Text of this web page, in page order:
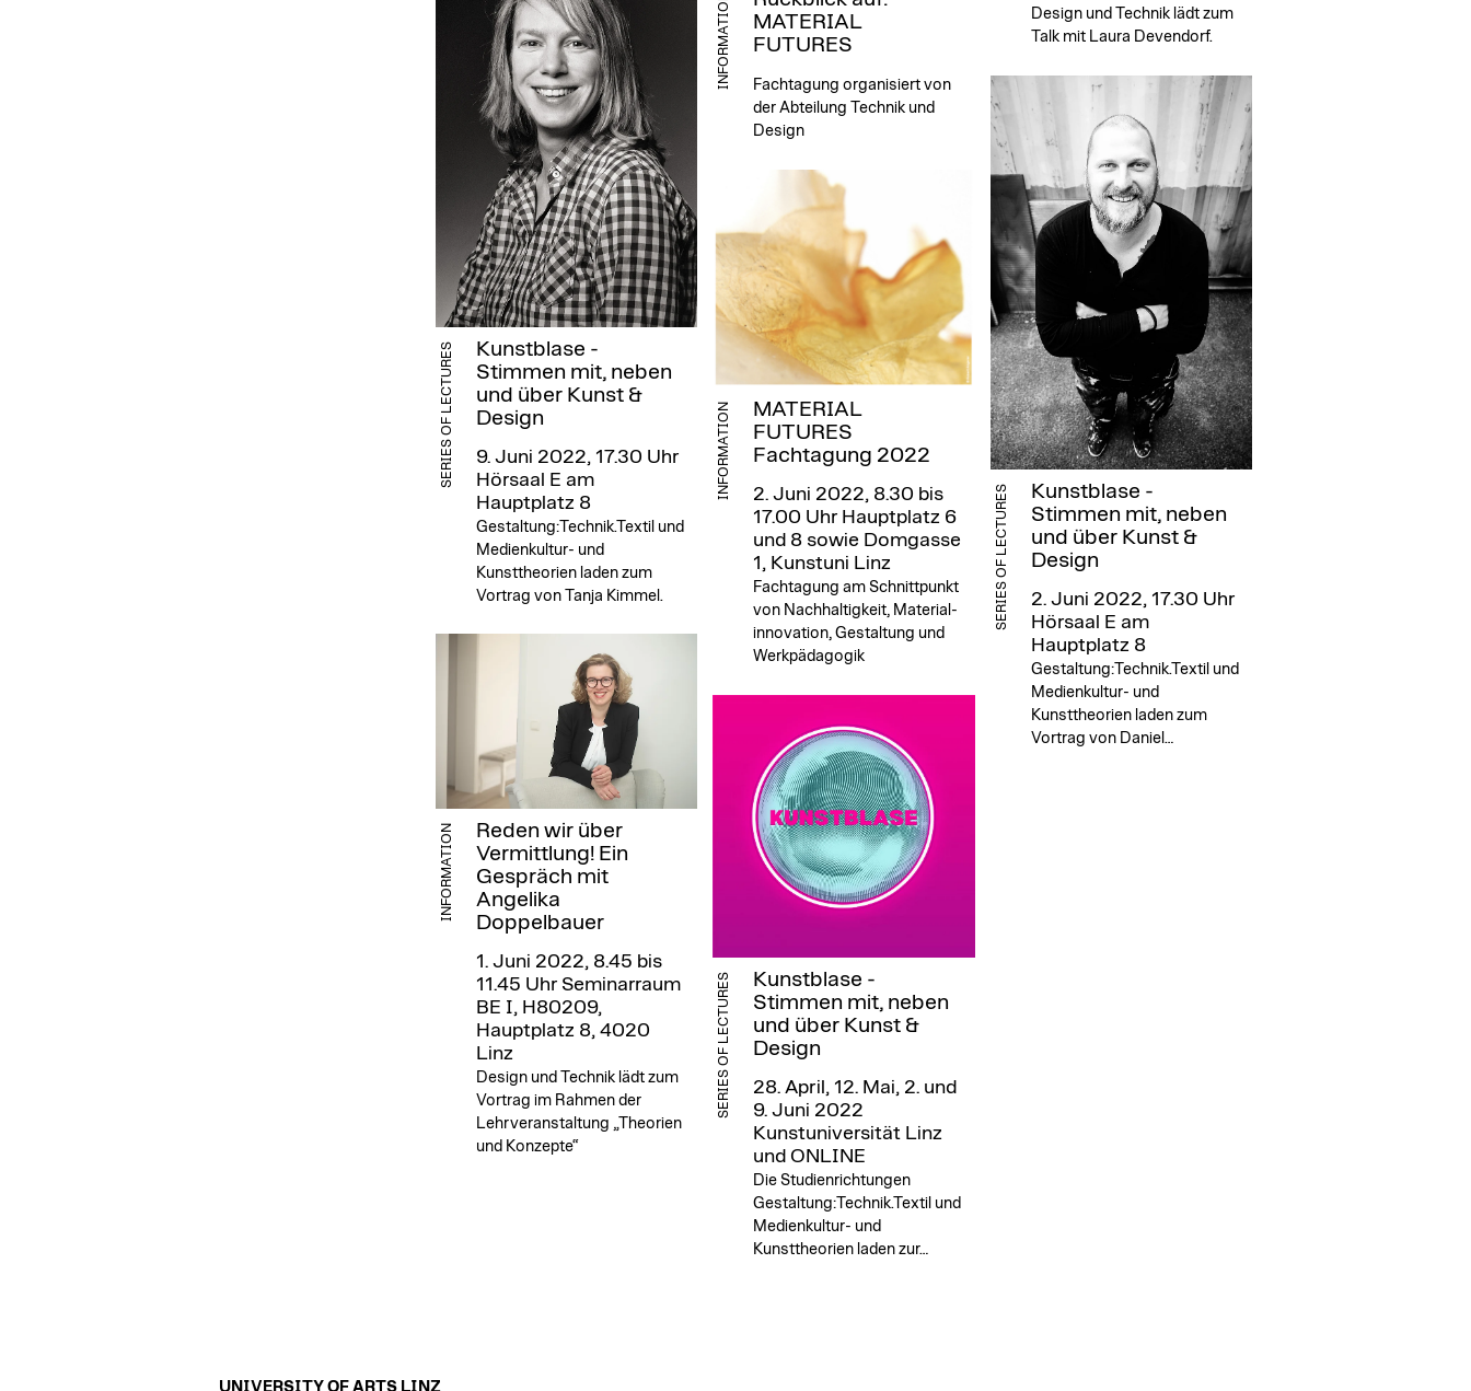
Design und Technik lädt zum
Talk mit Laura Devendorf.
INFORMATION
MATERIAL
FUTURES
Fachtagung organisiert von
der Abteilung Technik und
Design
SERIES OF LECTURES
Kunstblase -
Stimmen mit, neben
und über Kunst &
Design
9. Juni 2022, 17.30 Uhr
Hörsaal E am
Hauptplatz 8
Gestaltung:Technik.Textil und
Medienkultur- und
Kunsttheorien laden zum
Vortrag von Tanja Kimmel.
SERIES OF LECTURES
Kunstblase -
Stimmen mit, neben
und über Kunst &
Design
2. Juni 2022, 17.30 Uhr
Hörsaal E am
Hauptplatz 8
Gestaltung:Technik.Textil und
Medienkultur- und
Kunsttheorien laden zum
Vortrag von Daniel…
INFORMATION
MATERIAL
FUTURES
Fachtagung 2022
2. Juni 2022, 8.30 bis
17.00 Uhr Hauptplatz 6
und 8 sowie Domgasse
1, Kunstuni Linz
Fachtagung am Schnittpunkt
von Nachhaltigkeit, Material-
innovation, Gestaltung und
Werkpädagogik
INFORMATION
Reden wir über
Vermittlung! Ein
Gespräch mit
Angelika
Doppelbauer
1. Juni 2022, 8.45 bis
11.45 UhrSeminarraum
BE I, H80209,
Hauptplatz 8, 4020
Linz
Design und Technik lädt zum
Vortrag im Rahmen der
Lehrveranstaltung „Theorien
und Konzepte“
SERIES OF LECTURES
Kunstblase -
Stimmen mit, neben
und über Kunst &
Design
28. April, 12. Mai, 2. und
9. Juni 2022
Kunstuniversität Linz
und ONLINE
Die Studienrichtungen
Gestaltung:Technik.Textil und
Medienkultur- und
Kunsttheorien laden zur…
UNIVERSITY OF ARTS LINZ